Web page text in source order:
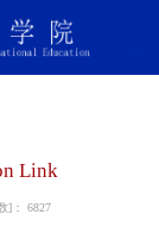
Link
]： 6827